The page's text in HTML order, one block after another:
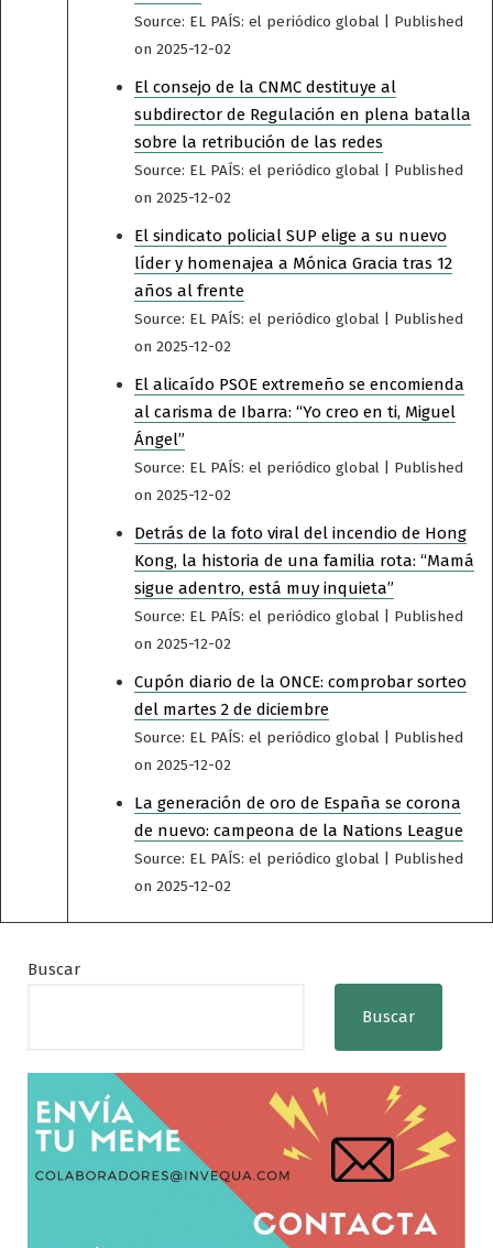
Source: EL PAÍS: el periódico global
Published
on 2025-12-02
El consejo de la CNMC destituye al
subdirector de Regulación en plena batalla
sobre la retribución de las redes
Source: EL PAÍS: el periódico global
Published
on 2025-12-02
El sindicato policial SUP elige a su nuevo
líder y homenajea a Mónica Gracia tras 12
años al frente
Source: EL PAÍS: el periódico global
Published
on 2025-12-02
El alicaído PSOE extremeño se encomienda
al carisma de Ibarra: “Yo creo en ti, Miguel
Ángel”
Source: EL PAÍS: el periódico global
Published
on 2025-12-02
Detrás de la foto viral del incendio de Hong
Kong, la historia de una familia rota: “Mamá
sigue adentro, está muy inquieta”
Source: EL PAÍS: el periódico global
Published
on 2025-12-02
Cupón diario de la ONCE: comprobar sorteo
del martes 2 de diciembre
Source: EL PAÍS: el periódico global
Published
on 2025-12-02
La generación de oro de España se corona
de nuevo: campeona de la Nations League
Source: EL PAÍS: el periódico global
Published
on 2025-12-02
Buscar
Buscar